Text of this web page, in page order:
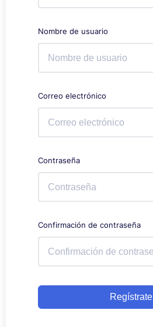
Nombre de usuario
Correo electrónico
Contraseña
Confirmación de contraseña
Regístrate